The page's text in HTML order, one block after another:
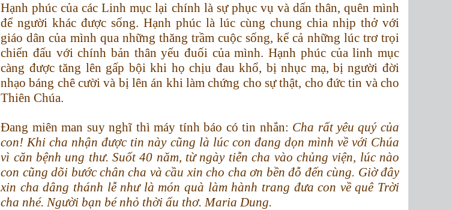
Hạnh phúc của các Linh mục lại chính là sự phục vụ và dấn thân, quên mình
để người khác được sống. Hạnh phúc là lúc cùng chung chia nhịp thở với
giáo dân của mình qua những thăng trầm cuộc sống, kể cả những lúc trơ trọi
chiến đấu với chính bản thân yếu đuối của mình. Hạnh phúc của linh mục
càng được tăng lên gấp bội khi họ chịu đau khổ, bị nhục mạ, bị người đời
nhạo báng chê cười và bị lên án khi làm chứng cho sự thật, cho đức tin và cho
Thiên Chúa.
Đang miên man suy nghĩ thì máy tính báo có tin nhắn: Cha rất yêu quý của
con! Khi cha nhận được tin này cũng là lúc con đang dọn mình về với Chúa
vì căn bệnh ung thư. Suốt 40 năm, từ ngày tiễn cha vào chủng viện, lúc nào
con cũng dõi bước chân cha và cầu xin cho cha ơn bền đỗ đến cùng. Giờ đây
xin cha dâng thánh lễ như là món quà làm hành trang đưa con về quê Trời
cha nhé. Người bạn bé nhỏ thời ấu thơ. Maria Dung.